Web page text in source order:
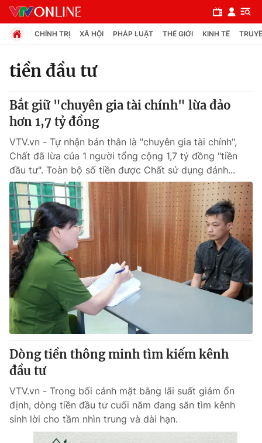
Chuyên mục
Chính trị
Xã hội
Pháp luật
Y tế
Thế giới
Tin tức
Thế giới đó đây
Câu chuyện quốc tế
Kinh tế
Tài chính
Thị trường
Góc doanh nghiệp
Dữ liệu và đời sống
Truyền hình
Hậu trường
Nhân vật
Giải trí
Điện ảnh
Âm nhạc
Đời sống
CHÍNH TRỊ XÃ HỘI PHÁP LUẬT THẾ GIỚI KINH TẾ
tiền đầu tư
Bắt giữ "chuyên gia tài chính" lừa đảo
hơn 1,7 tỷ đồng
VTV.vn - Tự nhận bản thân là "chuyên gia tài chính",
Chất đã lừa của 1 người tổng cộng 1,7 tỷ đồng "tiền
đầu tư". Toàn bộ số tiền được Chất sử dụng đánh...
Dòng tiền thông minh tìm kiếm kênh
đầu tư
VTV.vn - Trong bối cảnh mặt bằng lãi suất giảm ổn
định, dòng tiền đầu tư cuối năm đang săn tìm kênh
sinh lời cho tầm nhìn trung và dài hạn.